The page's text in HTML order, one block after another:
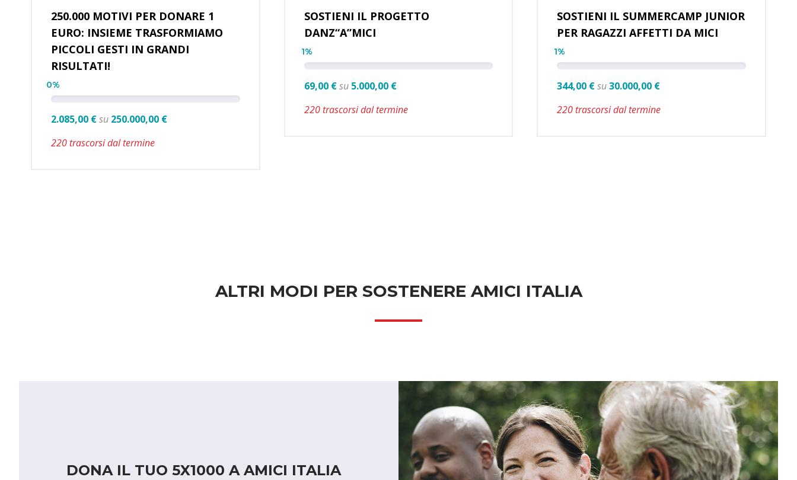
250.000 MOTIVI PER DONARE 1
EURO: INSIEME TRASFORMIAMO
PICCOLI GESTI IN GRANDI
RISULTATI!
0%
2.085,00 €su 250.000,00 €
220 trascorsi dal termine
SOSTIENI IL PROGETTO
DANZ“A”MICI
1%
69,00 €su 5.000,00 €
220 trascorsi dal termine
SOSTIENI IL SUMMERCAMP JUNIOR
PER RAGAZZI AFFETTI DA MICI
1%
344,00 €su30.000,00 €
220 trascorsi dal termine
ALTRI MODI PER SOSTENERE AMICI ITALIA
DONA IL TUO 5X1000 A AMICI ITALIA